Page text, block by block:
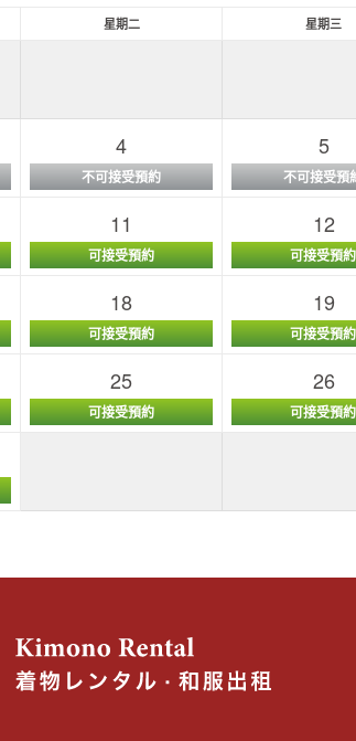
星期二 星期三
4
不可接受預約
5
不可接受預
11
可接受預約
12
可接受預約
18
可接受預約
19
可接受預約
25
可接受預約
26
可接受預約